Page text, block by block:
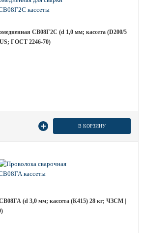
СВ08Г2С (d 1,0 мм; кассета (D200/5
ГОСТ 2246-70)
В КОРЗИНУ
(d 3,0 мм; кассета (К415) 28 кг; ЧЗСМ |